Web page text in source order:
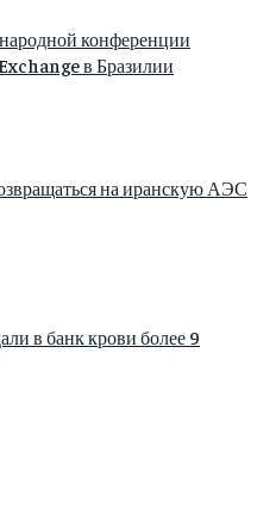
конференции
в Бразилии
на иранскую АЭС
в банк крови более 9